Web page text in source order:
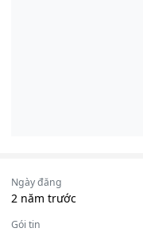
Ngày đăng
2 năm trước
Gói tin